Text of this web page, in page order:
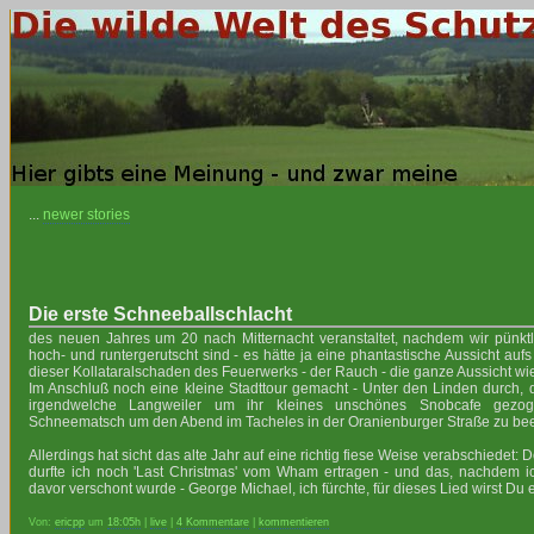
... newer stories
Die erste Schneeballschlacht
des neuen Jahres um 20 nach Mitternacht veranstaltet, nachdem wir
hoch- und runtergerutscht sind - es hätte ja eine phantastische Aussicht
dieser Kollataralschaden des Feuerwerks - der Rauch - die ganze Aussicht
Im Anschluß noch eine kleine Stadttour gemacht - Unter den Linden durch,
irgendwelche Langweiler um ihr kleines unschönes Snobcafe
Schneematsch um den Abend im Tacheles in der Oranienburger Straße zu
Allerdings hat sicht das alte Jahr auf eine richtig fiese Weise verabschiedet:
durfte ich noch 'Last Christmas' vom Wham ertragen - und das, nachdem
davor verschont wurde - George Michael, ich fürchte, für dieses Lied wirst Du
Von: ericpp um 18:05h live 4 Kommentare kommentieren